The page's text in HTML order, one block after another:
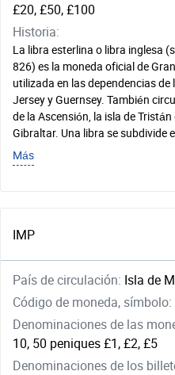
£20, £50, £100
Historia:
La libra esterlina o libra inglesa
826) es la moneda oficial de
utilizada en las dependencias
Jersey y Guernsey. También
de la Ascensión, la isla de
Gibraltar. Una libra se subdivide
Más
IMP
País de circulación: Isla de
Código de moneda, símbolo:
Denominaciones de las
10, 50 peniques £1, £2, £5
Denominaciones de los